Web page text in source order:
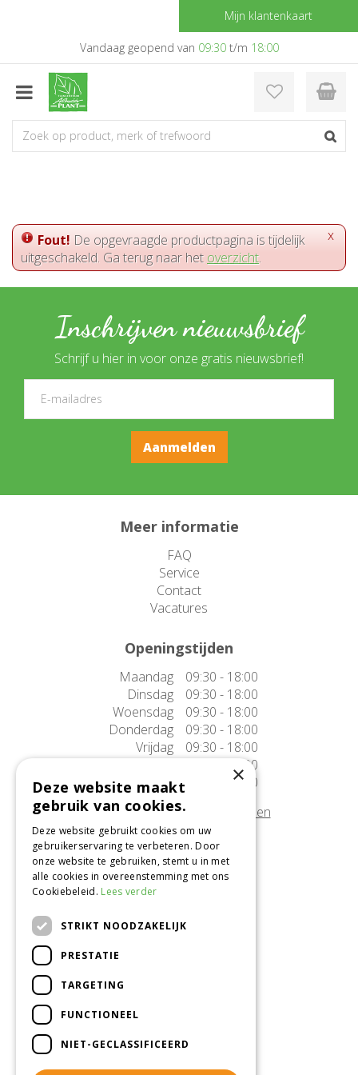
a
Mijn klantenkaart
Vandaag geopend van 09:30t/m 18:00
x
Fout! De opgevraagde productpagina is tijdelijk
uitgeschakeld. Ga terug naar het overzicht.
Inschrijven nieuwsbrief
Schrijf u hier in voor onze gratis nieuwsbrief!
Meer informatie
FAQ
Service
Contact
Vacatures
Openingstijden
Maandag
09:30 - 18:00
Dinsdag
09:30 - 18:00
Woensdag
09:30 - 18:00
Donderdag
09:30 - 18:00
Vrijdag
09:30 - 18:00
Zaterdag
09:30 - 17:00
Zondag
10:00 - 17:00
Afwijkende openingstijden tonen
Onze locatie
Tuincentrum Alméérplant
Jac. P. Thijsseweg 4
pinterest
×
Deze website maakt
gebruik van cookies.
Deze website gebruikt cookies om uw
gebruikerservaring te verbeteren. Door
onze website te gebruiken, stemt u in met
alle cookies in overeenstemming met ons
Cookiebeleid. Lees verder
STRIKT NOODZAKELIJK
PRESTATIE
TARGETING
FUNCTIONEEL
NIET-GECLASSIFICEERD